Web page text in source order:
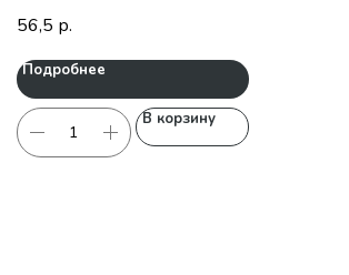
56,5 р.
Подробнее
В корзину